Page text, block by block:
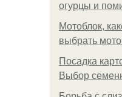
огурцы и
Мотоблок,
выбрать
Посадка
Выбор